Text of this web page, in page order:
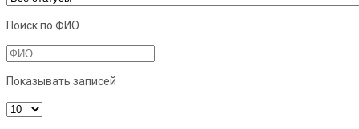
Поиск по ФИО
Показывать записей